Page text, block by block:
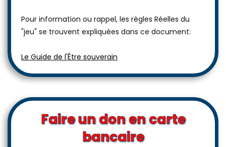
Pour information ou rappel, les règles Réelles du
"jeu" se trouvent expliquées dans ce document:
Le Guide de l'Être souverain
Faire un don en carte
bancaire